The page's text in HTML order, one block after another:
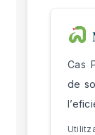
Cas
de